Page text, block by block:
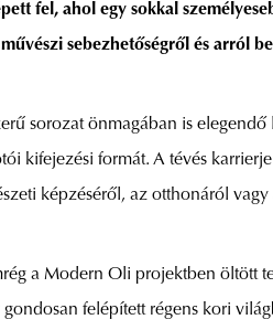
fel, ahol egy sokkal
sebezhetőségről és arról
sorozat önmagában is
kifejezési formát. A tévés
képzéséről, az otthonáról
a Modern Oli projektben öltött
gondosan felépített régens kori